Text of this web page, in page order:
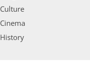
Culture
Cinema
History